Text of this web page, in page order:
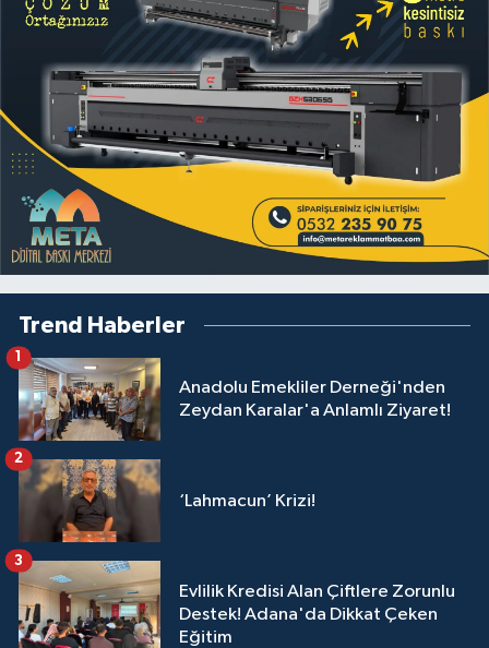
Trend Haberler
Anadolu Emekliler Derneği'nden
Zeydan Karalar'a Anlamlı Ziyaret!
1
‘Lahmacun’ Krizi!
2
Evlilik Kredisi Alan Çiftlere Zorunlu
Destek! Adana'da Dikkat Çeken
Eğitim
3